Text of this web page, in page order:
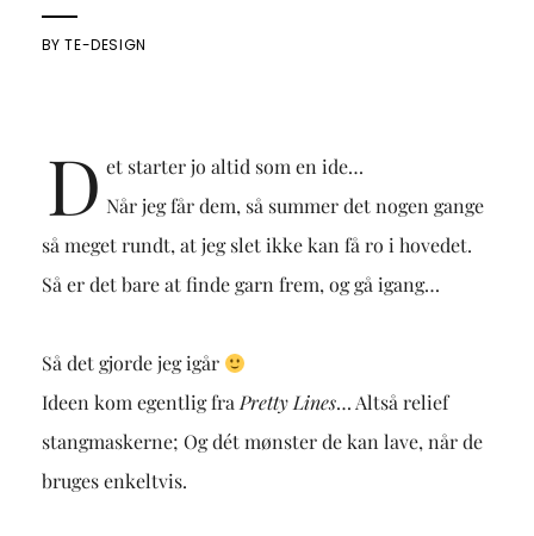
BYTE-DESIGN
D et starter jo altid som en ide…
Når jeg får dem, så summer det nogen gange
så meget rundt, at jeg slet ikke kan få ro i hovedet.
Så er det bare at finde garn frem, og gå igang…
Så det gjorde jeg igår
Ideen kom egentlig fraPretty Lines… Altså relief
stangmaskerne; Og dét mønster de kan lave, når de
bruges enkeltvis.